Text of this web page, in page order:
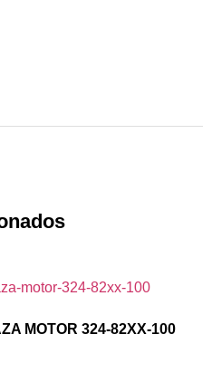
MOTOR 324-82XX-100